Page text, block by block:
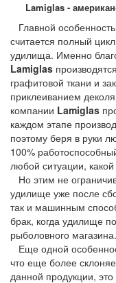
Lamiglas -
Главной
считается полный
удилища. Именно
Lamiglas
графитовой ткани и
приклеиванием
компании Lamiglas
каждом этапе
поэтому беря в руки
100%
любой ситуации,
Но этим не
удилище уже после
так и машинным
брак, когда удилище
рыболовного магазина.
Еще одной
что еще более
данной продукции,